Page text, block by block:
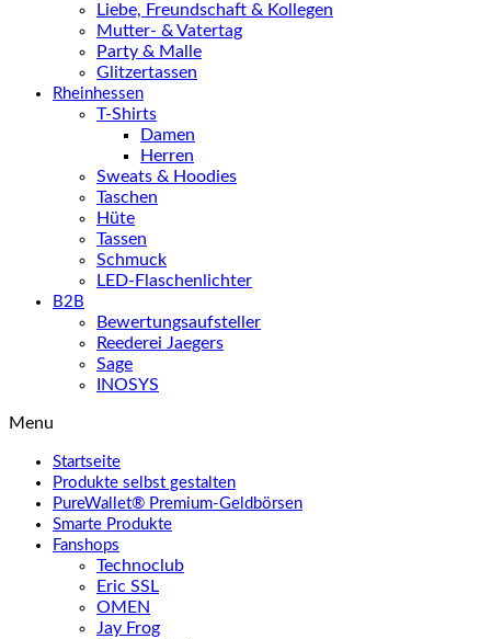
Liebe, Freundschaft & Kollegen
Mutter- & Vatertag
Party & Malle
Glitzertassen
Rheinhessen
T-Shirts
Damen
Herren
Sweats & Hoodies
Taschen
Hüte
Tassen
Schmuck
LED-Flaschenlichter
B2B
Bewertungsaufsteller
Reederei Jaegers
Sage
INOSYS
Menu
Startseite
Produkte selbst gestalten
PureWallet® Premium-Geldbörsen
Smarte Produkte
Fanshops
Technoclub
Eric SSL
OMEN
Jay Frog